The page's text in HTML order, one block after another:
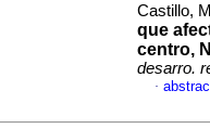
Castillo,
que
centro,
desarro.
·